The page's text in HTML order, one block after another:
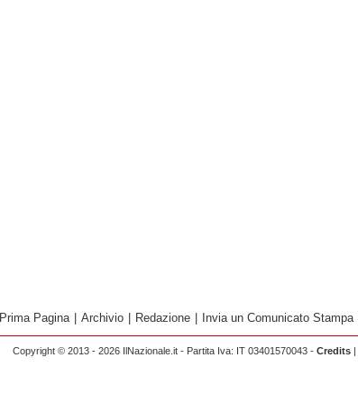
Prima Pagina Archivio Redazione Invia un Comunicato Stampa
Copyright © 2013 - 2026 IlNazionale.it - Partita Iva: IT 03401570043 - Credits |